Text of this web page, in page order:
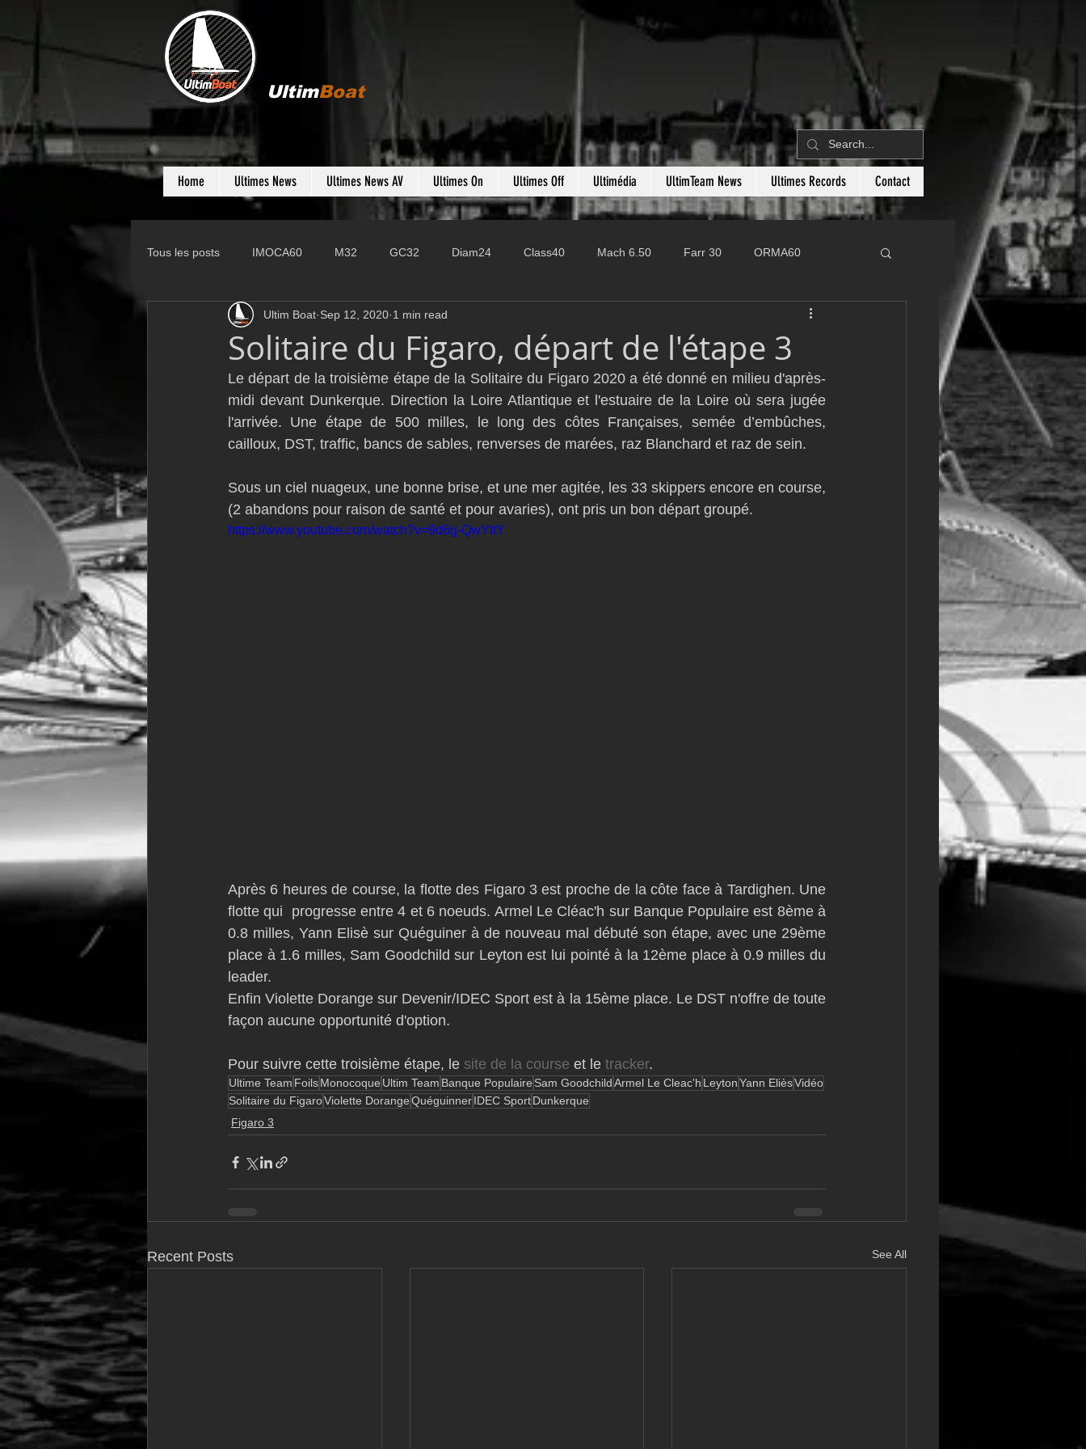
UltimBoat
Home Ultimes News Ultimes News AV Ultimes On Ultimes Off Ultimédia UltimTeam News Ultimes Records Contact
Tous les posts IMOCA60 M32 GC32 Diam24 Class40 Mach 6.50 Farr 30 ORMA60
D35 Farr 280 Fast 40
Class Rhum JMD54 Botin 52 Classe 50 Figaro 3 Flying Phantom L&#39;Hydroptère
TF35 Business AC75 Open 7.50
Solitaire du Figaro, départ de l'étape 3
Ultim Boat Sep 12, 2020 1 min read
Le départ de la troisième étape de la Solitaire du Figaro 2020 a été donné en milieu d'après-
midi devant Dunkerque. Direction la Loire Atlantique et l'estuaire de la Loire où sera jugée
l'arrivée. Une étape de 500 milles, le long des côtes Françaises, semée d’embûches,
cailloux, DST, traffic, bancs de sables, renverses de marées, raz Blanchard et raz de sein.
Sous un ciel nuageux, une bonne brise, et une mer agitée, les 33 skippers encore en course,
(2 abandons pour raison de santé et pour avaries), ont pris un bon départ groupé.
https://www.youtube.com/watch?v=9d6g-QwYItY
Après 6 heures de course, la flotte des Figaro 3 est proche de la côte face à Tardighen. Une
flotte qui  progresse entre 4 et 6 noeuds. Armel Le Cléac'h sur Banque Populaire est 8ème à
0.8 milles, Yann Elisè sur Quéguiner à de nouveau mal débuté son étape, avec une 29ème
place à 1.6 milles, Sam Goodchild sur Leyton est lui pointé à la 12ème place à 0.9 milles du
leader.
Enfin Violette Dorange sur Devenir/IDEC Sport est à la 15ème place. Le DST n'offre de toute
façon aucune opportunité d'option.
Pour suivre cette troisième étape, le site de la course et le tracker.
Ultime Team FoilsMonocoque Ultim Team Banque Populaire Sam GoodchildArmel Le Cleac'h LeytonYann ElièsVidéo
Solitaire du FigaroViolette DorangeQuéguinnerIDEC SportDunkerque
Figaro 3
Recent Posts See All